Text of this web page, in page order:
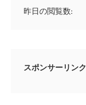
昨日の閲覧数:
スポンサーリンク